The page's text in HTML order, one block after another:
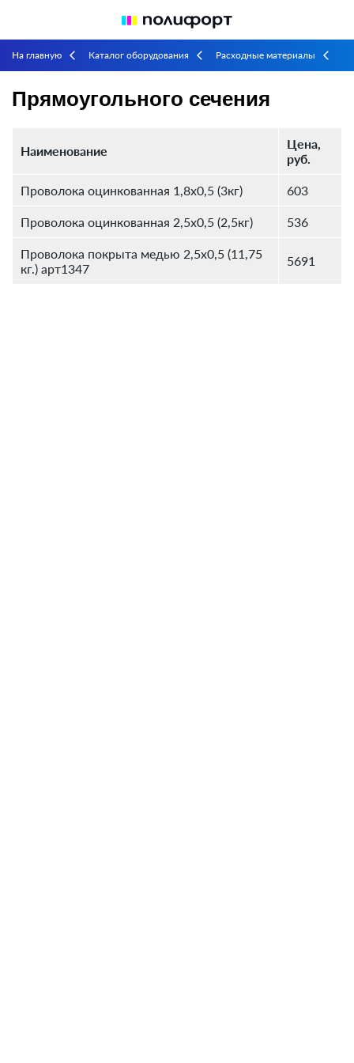
На главную arrow_back_ios Каталог оборудования arrow_back_ios Расходные материалы arrow_back_ios
Прямоугольного сечения
Наименование
Цена,
руб.
Проволока оцинкованная 1,8х0,5 (3кг) 603
Проволока оцинкованная 2,5х0,5 (2,5кг) 536
Проволока покрыта медью 2,5х0,5 (11,75
кг.) арт1347
5691